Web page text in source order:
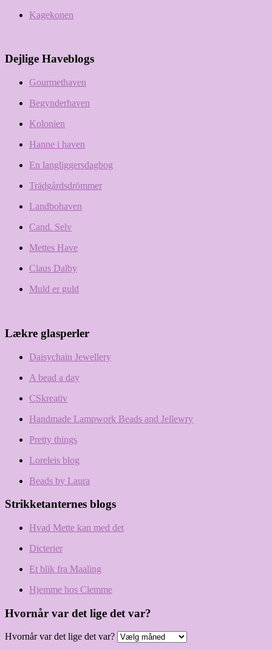
Kagekonen
Dejlige Haveblogs
Gourmethaven
Begynderhaven
Kolonien
Hanne i haven
En langliggersdagbog
Trädgårdsdrömmer
Landbohaven
Cand. Selv
Mettes Have
Claus Dalby
Muld er guld
Lækre glasperler
Daisychain Jewellery
A bead a day
CSkreativ
Handmade Lampwork Beads and Jellewry
Pretty things
Loreleis blog
Beads by Laura
Strikketanternes blogs
Hvad Mette kan med det
Dicterier
Et blik fra Maaling
Hjemme hos Clemme
Hvornår var det lige det var?
Hvornår var det lige det var?